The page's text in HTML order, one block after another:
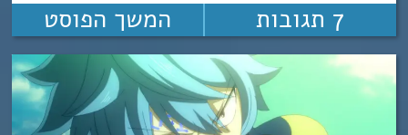
7 תגובות המשך הפוסט